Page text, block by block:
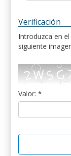
Verificación
Introduzca en
siguiente
Valor: *